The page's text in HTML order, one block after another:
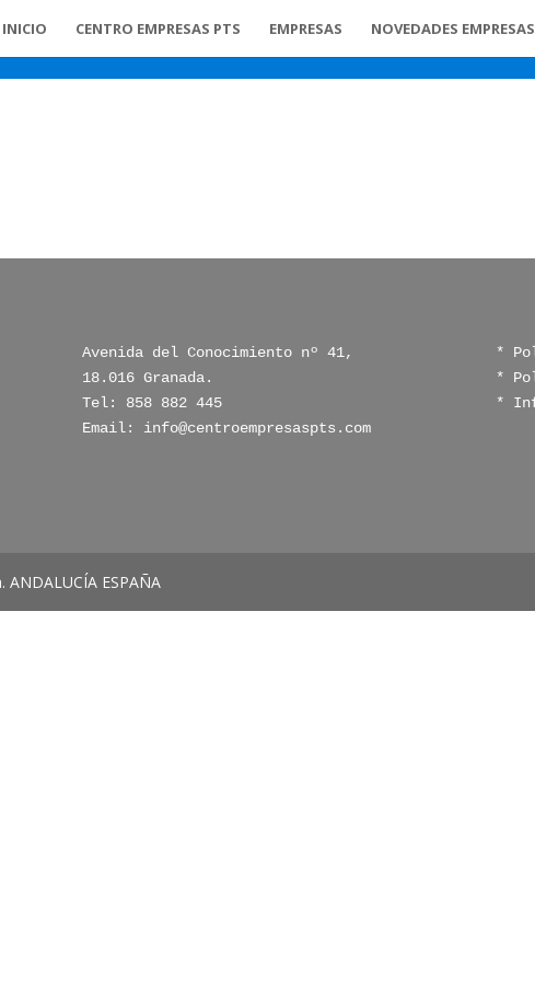
INICIO CENTRO EMPRESAS PTS EMPRESAS NOVEDADES
Avenida del Conocimiento nº 41,
18.016 Granada.
Tel: 858 882 445
Email: info@centroempresaspts.com
*
*
*
ESPAÑA